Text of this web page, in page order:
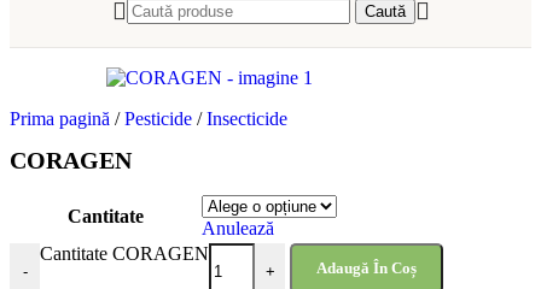
Caută
Prima pagină / Pesticide / Insecticide
CORAGEN
Cantitate
Anulează
-
Cantitate CORAGEN
+ Adaugă În Coș